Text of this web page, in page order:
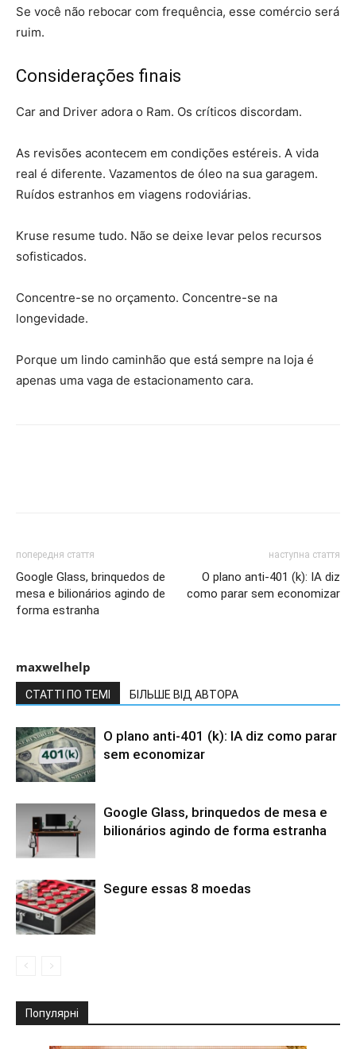
Se você não rebocar com frequência, esse comércio será
ruim.
Considerações finais
Car and Driver adora o Ram. Os críticos discordam.
As revisões acontecem em condições estéreis. A vida
real é diferente. Vazamentos de óleo na sua garagem.
Ruídos estranhos em viagens rodoviárias.
Kruse resume tudo. Não se deixe levar pelos recursos
sofisticados.
Concentre-se no orçamento. Concentre-se na
longevidade.
Porque um lindo caminhão que está sempre na loja é
apenas uma vaga de estacionamento cara.
попередня стаття
Google Glass, brinquedos de
mesa e bilionários agindo de
forma estranha
наступна стаття
O plano anti-401 (k): IA diz
como parar sem economizar
maxwelhelp
СТАТТІ ПО ТЕМІ БІЛЬШЕ ВІД АВТОРА
O plano anti-401 (k): IA diz como parar
sem economizar
Google Glass, brinquedos de mesa e
bilionários agindo de forma estranha
Segure essas 8 moedas
Популярні